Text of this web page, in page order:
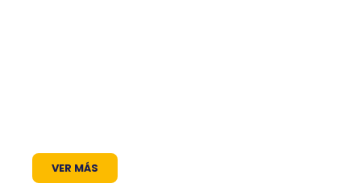
VER MÁS